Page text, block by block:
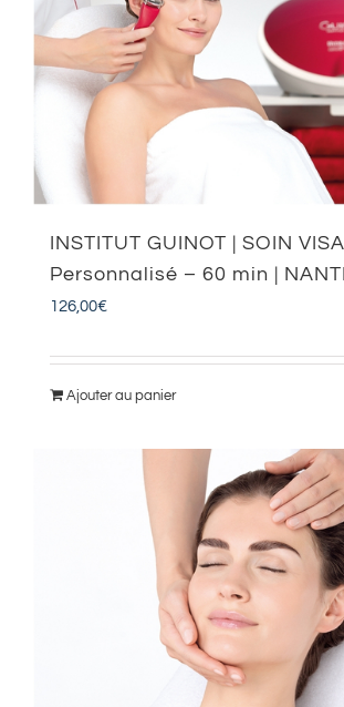
INSTITUT GUINOT | SOIN
Personnalisé – 60 min |
126,00€
Ajouter au panier